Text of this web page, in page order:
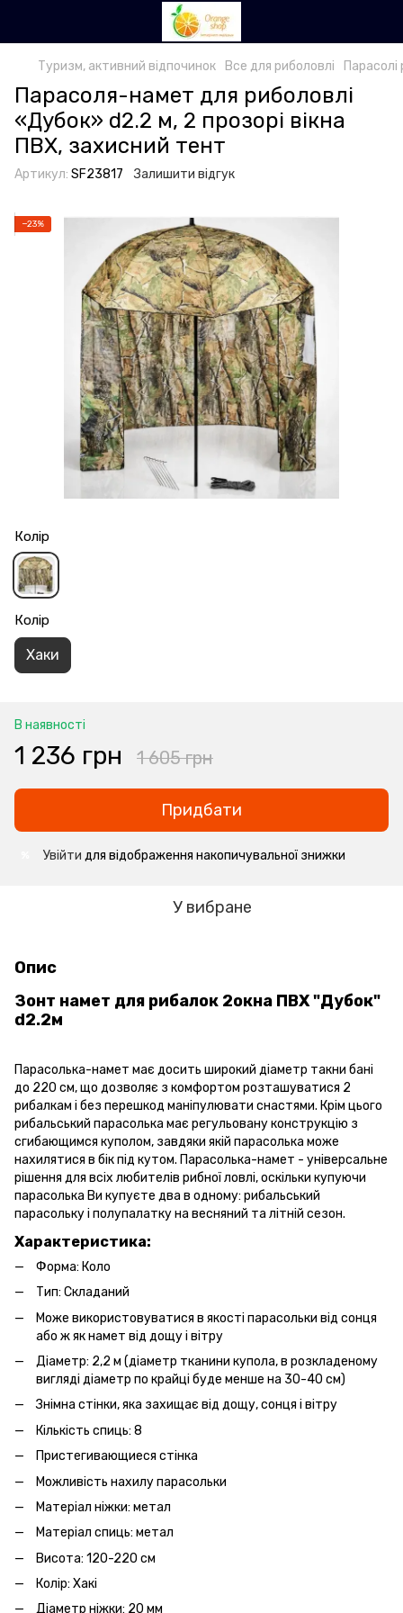
Туризм, активний відпочинок Все для риболовлі Парасолі
Парасоля-намет для риболовлі
«Дубок» d2.2 м, 2 прозорі вікна
ПВХ, захисний тент
Артикул: SF23817 Залишити відгук
−23%
Колір
Колір
Хаки
В наявності
1 236 грн 1 605 грн
Придбати
Увійти для відображення накопичувальної знижки
У вибране
Опис
Зонт намет для рибалок 2окна ПВХ "Дубок"
d2.2м
Парасолька-намет має досить широкий діаметр такни бані
до 220 см, що дозволяє з комфортом розташуватися 2
рибалкам і без перешкод маніпулювати снастями. Крім цього
рибальський парасолька має регульовану конструкцію з
сгибающимся куполом, завдяки якій парасолька може
нахилятися в бік під кутом. Парасолька-намет - універсальне
рішення для всіх любителів рибної ловлі, оскільки купуючи
парасолька Ви купуєте два в одному: рибальський
парасольку і полупалатку на весняний та літній сезон.
Характеристика:
Форма: Коло
Тип: Складаний
Може використовуватися в якості парасольки від сонця
або ж як намет від дощу і вітру
Діаметр: 2,2 м (діаметр тканини купола, в розкладеному
вигляді діаметр по крайці буде менше на 30-40 см)
Знімна стінки, яка захищає від дощу, сонця і вітру
Кількість спиць: 8
Пристегивающиеся стінка
Можливість нахилу парасольки
Матеріал ніжки: метал
Матеріал спиць: метал
Висота: 120-220 см
Колір: Хакі
Діаметр ніжки: 20 мм